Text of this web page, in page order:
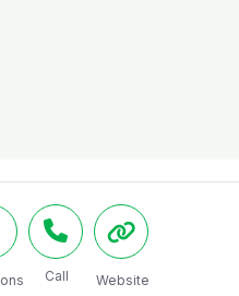
Call Website